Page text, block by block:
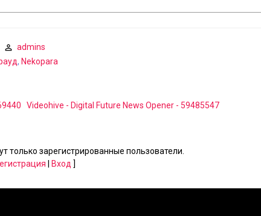
admins
, Nekopara
Videohive - Digital Future News Opener - 59485547
только зарегистрированные пользователи.
Вход ]